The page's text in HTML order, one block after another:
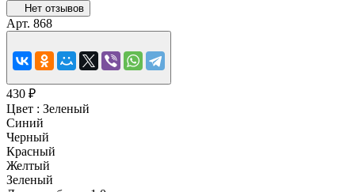
Нет отзывов
Арт. 868
430 ₽
Цвет : Зеленый
Синий
Черный
Красный
Желтый
Зеленый